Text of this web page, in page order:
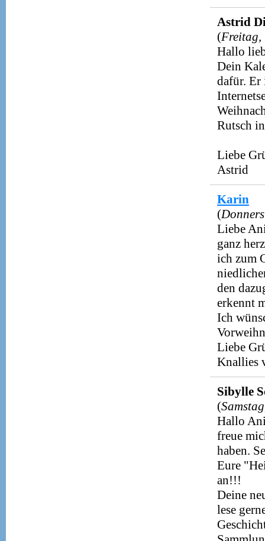
Astrid
(Freitag,
Hallo
Dein
dafür. Er
Rutsch
Liebe
Astrid
Karin
(
Liebe
ganz
ich zum
den
erkennt
Ich
Liebe
Knallies
Sibylle
(
Hallo
freue
haben.
Eure
an!!!
Deine
lese